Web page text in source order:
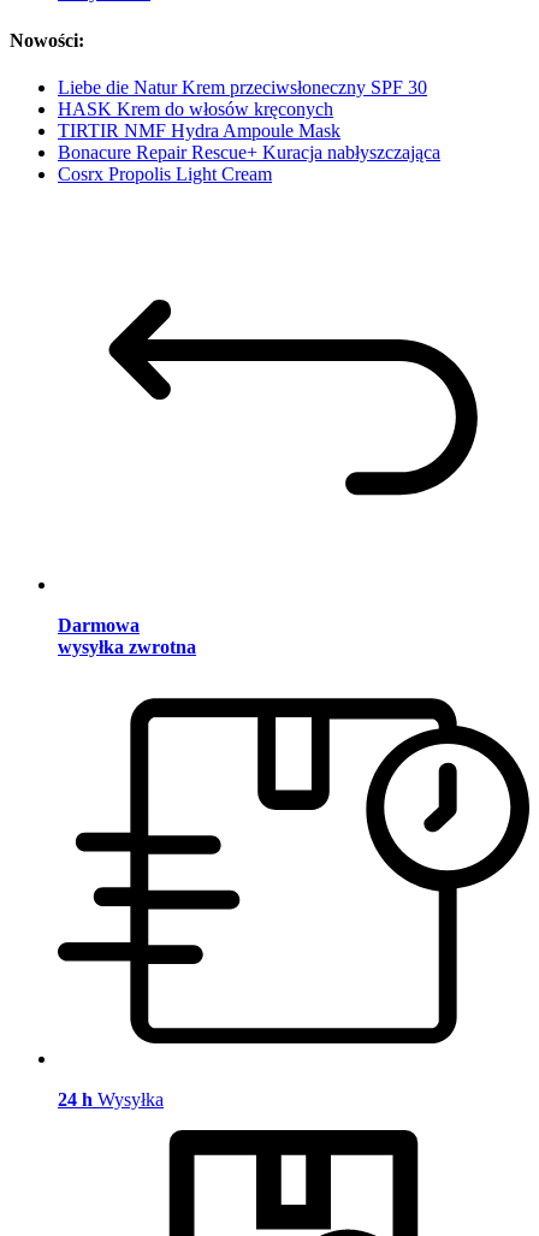
Nowości:
Liebe die Natur Krem przeciwsłoneczny SPF 30
HASK Krem do włosów kręconych
TIRTIR NMF Hydra Ampoule Mask
Bonacure Repair Rescue+ Kuracja nabłyszczająca
Cosrx Propolis Light Cream
Darmowa
wysyłka zwrotna
24 h Wysyłka